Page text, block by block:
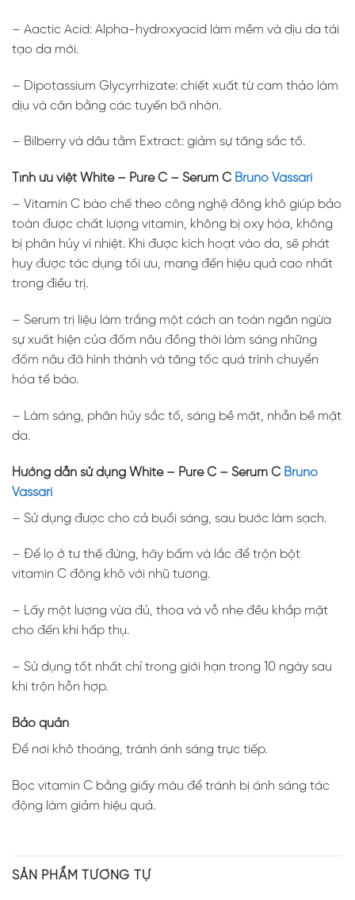
– Aactic Acid: Alpha-hydroxyacid làm mềm và dịu da tái
tạo da mới.
– Dipotassium Glycyrrhizate: chiết xuất từ cam thảo làm
dịu và cân bằng các tuyến bã nhờn.
– Bilberry và dâu tằm Extract: giảm sự tăng sắc tố.
Tính ưu việt White – Pure C – Serum C Bruno Vassari
– Vitamin C bào chế theo công nghệ đông khô giúp bảo
toàn được chất lượng vitamin, không bị oxy hóa, không
bị phân hủy vì nhiệt. Khi được kích hoạt vào da, sẽ phát
huy được tác dụng tối ưu, mang đến hiệu quả cao nhất
trong điều trị.
– Serum trị liệu làm trắng một cách an toàn ngăn ngừa
sự xuất hiện của đốm nâu đồng thời làm sáng những
đốm nâu đã hình thành và tăng tốc quá trình chuyển
hóa tế bào.
– Làm sáng, phân hủy sắc tố, sáng bề mặt, nhẵn bề mặt
da.
Hướng dẫn sử dụng White – Pure C – Serum C Bruno
Vassari
– Sử dụng được cho cả buổi sáng, sau bước làm sạch.
– Để lọ ở tư thế đứng, hãy bấm và lắc để trộn bột
vitamin C đông khô với nhũ tương.
– Lấy một lượng vừa đủ, thoa và vỗ nhẹ đều khắp mặt
cho đến khi hấp thụ.
– Sử dụng tốt nhất chỉ trong giới hạn trong 10 ngày sau
khi trộn hỗn hợp.
Bảo quản
Để nơi khô thoáng, tránh ánh sáng trực tiếp.
Bọc vitamin C bằng giấy màu để tránh bị ánh sáng tác
động làm giảm hiệu quả.
SẢN PHẨM TƯƠNG TỰ